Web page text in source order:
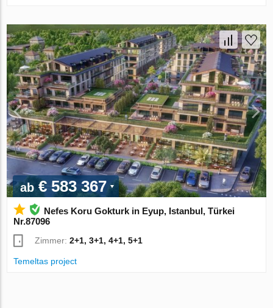
ab€ 583 367
Nefes Koru Gokturk in Eyup, Istanbul, Türkei
Nr.87096
Zimmer:2+1, 3+1, 4+1, 5+1
Temeltas project